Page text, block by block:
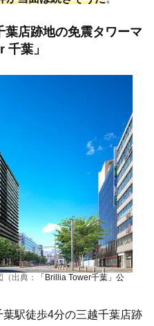
店跡地の免震タワーマ
葉」
出典：
「Brillia Tower千葉」公
葉駅徒歩4分の三越千葉店跡